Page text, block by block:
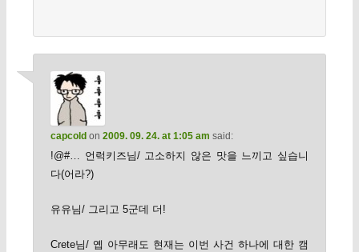
capcoldon 2009. 09. 24. at 1:05 am said:
!@#… 언럭키즈님/ 고소하지 않은 맛을 느끼고 싶습니
다(어라?)
유유님/ 그리고 5군데 더!
Crete님/ 옙 아무래도 현재는 이번 사건 하나에 대한 캠